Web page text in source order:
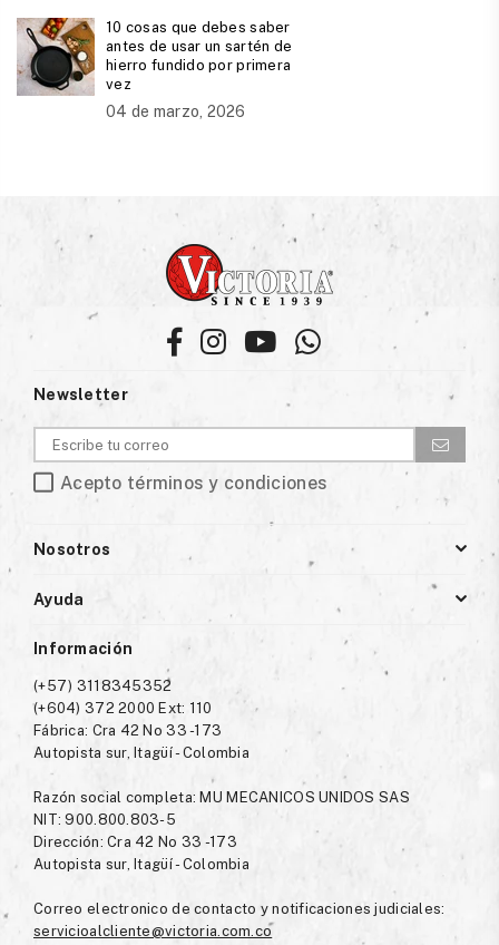
10 cosas que debes saber
antes de usar un sartén de
hierro fundido por primera
vez
04 de marzo, 2026
FacebookInstagramYouTubeWhatsapp
Newsletter
Acepto términos y condiciones
Nosotros
Ayuda
Información
(+57) 3118345352
(+604) 372 2000 Ext: 110
Fábrica: Cra 42 No 33 -173
Autopista sur, Itagüí - Colombia
Razón social completa: MU MECANICOS UNIDOS SAS
NIT: 900.800.803-5
Dirección: Cra 42 No 33 -173
Autopista sur, Itagüí - Colombia
Correo electronico de contacto y notificaciones judiciales:
servicioalcliente@victoria.com.co